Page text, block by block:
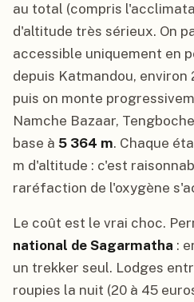
au total (compris
d'altitude très sérieux. On
accessible uniquement en
depuis Katmandou,
puis on monte
Namche Bazaar,
base à 5 364 m. Chaque
m d'altitude : c'est
raréfaction de l'oxygène
Le coût est le vrai choc.
national de Sagarmatha :
un trekker seul. Lodges
roupies la nuit (20 à 45